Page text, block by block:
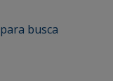
busca